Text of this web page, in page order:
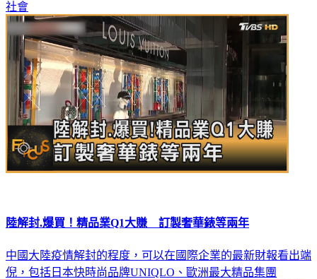
社會
陸解封.爆買！精品業Q1大賺 訂製奢華錶等兩年
中國大陸疫情解封的程度，可以在國際企業的最新財報看出端
倪，包括日本快時尚品牌UNIQLO、歐洲最大精品集團